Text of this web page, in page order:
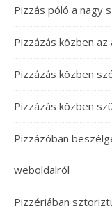
Pizzás póló a nagy
Pizzázás közben
Pizzázás közben
Pizzázás közben
Pizzázóban
weboldalról
Pizzériában